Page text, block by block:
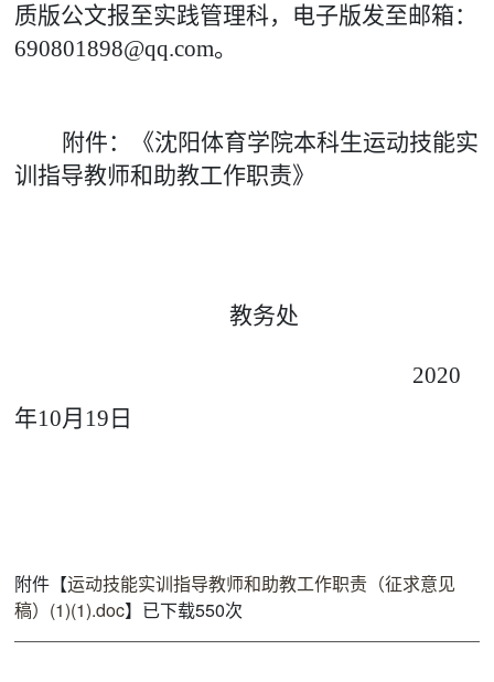
质版公文报至实践管理科，电子版发至邮箱：
690801898@qq.com。
附件：《沈阳体育学院本科生运动技能实
训指导教师和助教工作职责》
教务处
2020
年10月19日
附件【运动技能实训指导教师和助教工作职责（征求意见
稿）(1)(1).doc】已下载550次